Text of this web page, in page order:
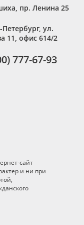
сайт
и ни при
пр. Ленина 25
Петербург, ул.
11, офис 614/2
777-67-93